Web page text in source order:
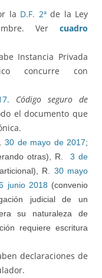
la D.F. 2ªde la Ley
Ver cuadro
Instancia Privada
concurre con
Código seguro de
el documento que
30 de mayo de 2017;
otras), R. 3 de
R. 30 mayo
junio 2018 (convenio
judicial de un
su naturaleza de
requiere escritura
declaraciones de